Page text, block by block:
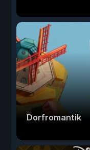
Dorfromantik